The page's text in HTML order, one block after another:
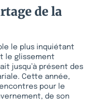
de la
le plus inquiétant
le glissement
jusqu’à présent des
Cette année,
pour le
de son